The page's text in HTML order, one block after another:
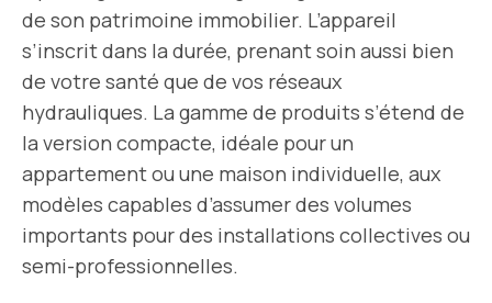
de son patrimoine immobilier. L’appareil
s’inscrit dans la durée, prenant soin aussi bien
de votre santé que de vos réseaux
hydrauliques. La gamme de produits s’étend de
la version compacte, idéale pour un
appartement ou une maison individuelle, aux
modèles capables d’assumer des volumes
importants pour des installations collectives ou
semi-professionnelles.